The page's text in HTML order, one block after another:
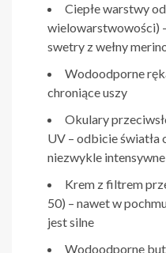
Ciepłe warstwy
wielowarstwowości)
swetry z wełny
Wodoodporne
chroniące uszy
Okulary
UV – odbicie światła
niezwykle intensywne
Krem z filtrem
50) – nawet w
jest silne
Wodoodporne